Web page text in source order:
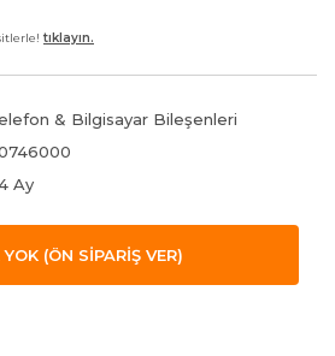
tıklayın.
& Bilgisayar Bileşenleri
Ay
(ÖN SİPARİŞ VER)